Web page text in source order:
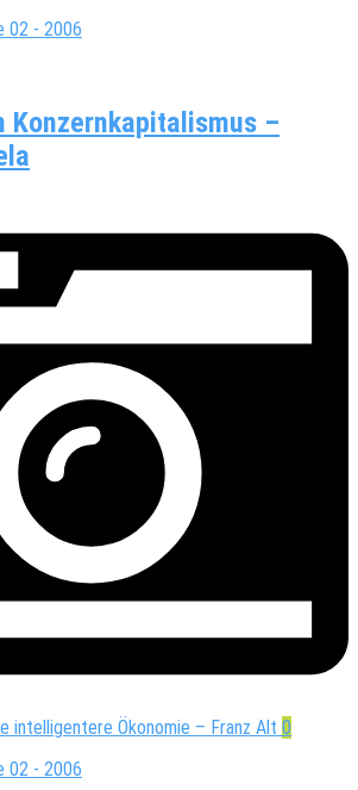
02 - 2006
Konzernkapitalismus –
0
02 - 2006